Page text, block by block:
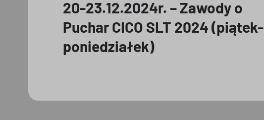
20-23.12.2024r. – Zawody o
Puchar CICO SLT 2024 (piątek-
poniedziałek)